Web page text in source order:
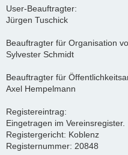
User-Beauftragter:
Jürgen Tuschick
Beauftragter für Organisation
Sylvester Schmidt
Beauftragter für
Axel Hempelmann
Registereintrag:
Eingetragen im Vereinsregister.
Registergericht: Koblenz
Registernummer: 20848